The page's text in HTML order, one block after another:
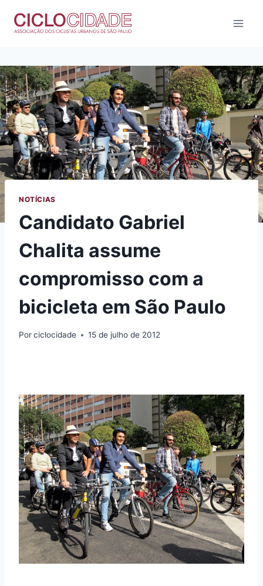
para
NOTÍCIAS
Candidato Gabriel
Chalita assume
compromisso com a
bicicleta em São Paulo
Porciclocidade 15 de julho de 2012